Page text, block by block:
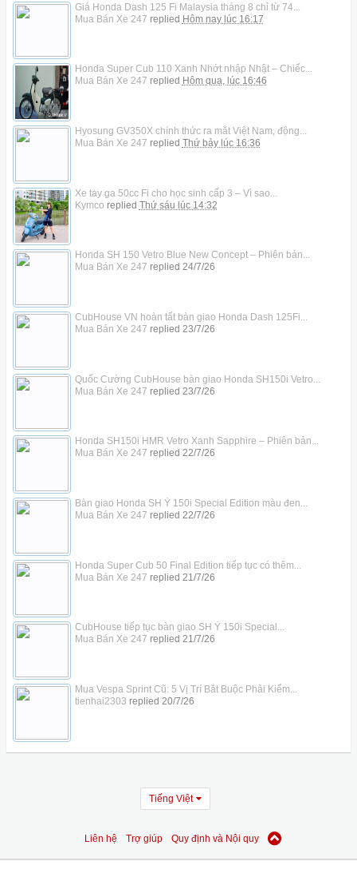
Giá Honda Dash 125 Fi Malaysia tháng 8 chỉ từ 74...
Mua Bán Xe 247 replied Hôm nay lúc 16:17
Honda Super Cub 110 Xanh Nhớt nhập Nhật – Chiếc...
Mua Bán Xe 247 replied Hôm qua, lúc 16:46
Hyosung GV350X chính thức ra mắt Việt Nam, động...
Mua Bán Xe 247 replied Thứ bảy lúc 16:36
Xe tay ga 50cc Fi cho học sinh cấp 3 – Vì sao...
Kymco replied Thứ sáu lúc 14:32
Honda SH 150 Vetro Blue New Concept – Phiên bản...
Mua Bán Xe 247 replied 24/7/26
CubHouse VN hoàn tất bàn giao Honda Dash 125Fi...
Mua Bán Xe 247 replied 23/7/26
Quốc Cường CubHouse bàn giao Honda SH150i Vetro...
Mua Bán Xe 247 replied 23/7/26
Honda SH150i HMR Vetro Xanh Sapphire – Phiên bản...
Mua Bán Xe 247 replied 22/7/26
Bàn giao Honda SH Ý 150i Special Edition màu đen...
Mua Bán Xe 247 replied 22/7/26
Honda Super Cub 50 Final Edition tiếp tục có thêm...
Mua Bán Xe 247 replied 21/7/26
CubHouse tiếp tục bàn giao SH Ý 150i Special...
Mua Bán Xe 247 replied 21/7/26
Mua Vespa Sprint Cũ: 5 Vị Trí Bắt Buộc Phải Kiểm...
tienhai2303 replied 20/7/26
Tiếng Việt
Liên hệ Trợ giúp Quy định và Nội quy